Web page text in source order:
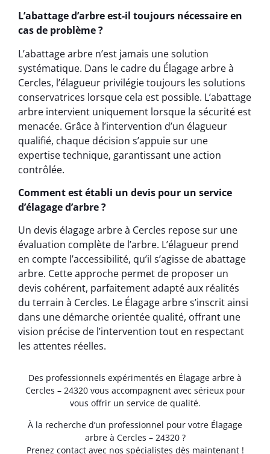
L’abattage d’arbre est-il toujours nécessaire en
cas de problème ?
L’abattage arbre n’est jamais une solution
systématique. Dans le cadre du Élagage arbre à
Cercles, l’élagueur privilégie toujours les solutions
conservatrices lorsque cela est possible. L’abattage
arbre intervient uniquement lorsque la sécurité est
menacée. Grâce à l’intervention d’un élagueur
qualifié, chaque décision s’appuie sur une
expertise technique, garantissant une action
contrôlée.
Comment est établi un devis pour un service
d’élagage d’arbre ?
Un devis élagage arbre à Cercles repose sur une
évaluation complète de l’arbre. L’élagueur prend
en compte l’accessibilité, qu’il s’agisse de abattage
arbre. Cette approche permet de proposer un
devis cohérent, parfaitement adapté aux réalités
du terrain à Cercles. Le Élagage arbre s’inscrit ainsi
dans une démarche orientée qualité, offrant une
vision précise de l’intervention tout en respectant
les attentes réelles.
Des professionnels expérimentés en Élagage arbre à
Cercles – 24320 vous accompagnent avec sérieux pour
vous offrir un service de qualité.
À la recherche d’un professionnel pour votre Élagage
arbre à Cercles – 24320 ?
Prenez contact avec nos spécialistes dès maintenant !